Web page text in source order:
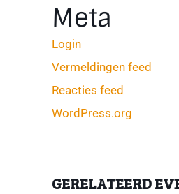
Meta
Login
Vermeldingen feed
Reacties feed
WordPress.org
GERELATEERD